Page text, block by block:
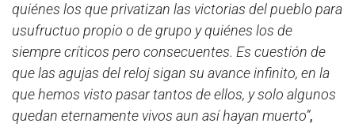
quiénes los que privatizan las victorias del pueblo para
usufructuo propio o de grupo y quiénes los de
siempre críticos pero consecuentes. Es cuestión de
que las agujas del reloj sigan su avance infinito, en la
que hemos visto pasar tantos de ellos, y solo algunos
quedan eternamente vivos aun así hayan muerto”,